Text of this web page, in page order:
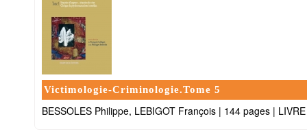
Victimologie-Criminologie.Tome 5
BESSOLES Philippe, LEBIGOT François | 144 pages |